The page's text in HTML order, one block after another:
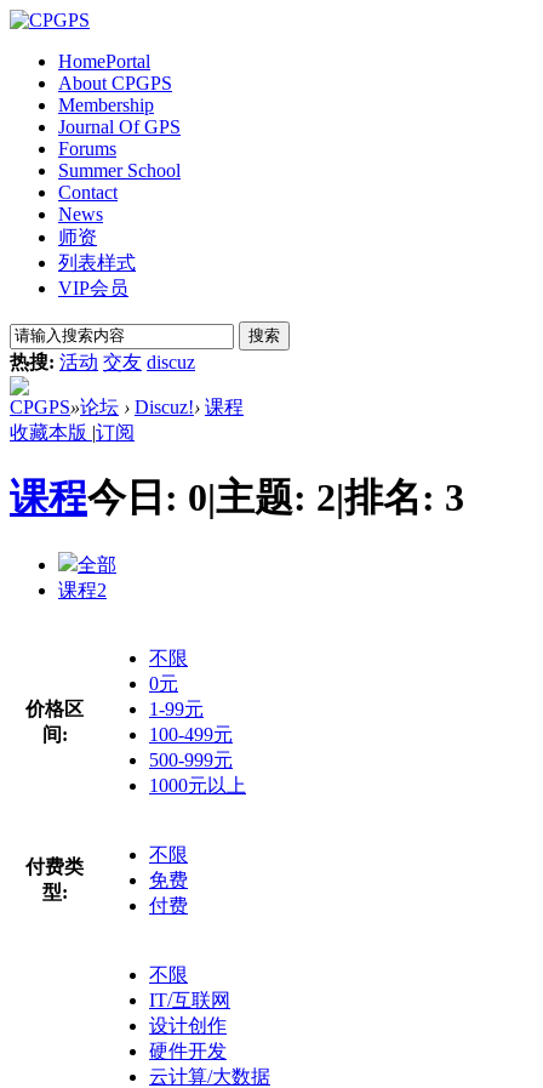
HomePortal
About CPGPS
Membership
Journal Of GPS
Forums
Summer School
Contact
News
师资
列表样式
VIP会员
搜索
热搜: 活动 交友 discuz
CPGPS»论坛 › Discuz!› 课程
收藏本版 |订阅
课程今日: 0|主题: 2|排名: 3
全部
课程2
价格区
间:
不限
0元
1-99元
100-499元
500-999元
1000元以上
付费类
型:
不限
免费
付费
不限
IT/互联网
设计创作
硬件开发
云计算/大数据